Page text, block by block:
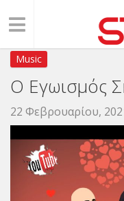
Music
Ο Εγωισμός
22 Φεβρουαρίου,